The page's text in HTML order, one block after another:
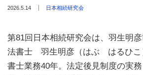
2026.5.14 日本相続研究会
第81回日本相続研究会は、羽生明
法書士 羽生明彦（はぶ はるひこ
書士業務40年。法定後見制度の実